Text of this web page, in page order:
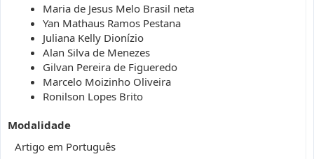
Maria de Jesus Melo Brasil neta
Yan Mathaus Ramos Pestana
Juliana Kelly Dionízio
Alan Silva de Menezes
Gilvan Pereira de Figueredo
Marcelo Moizinho Oliveira
Ronilson Lopes Brito
Modalidade
Artigo em Português